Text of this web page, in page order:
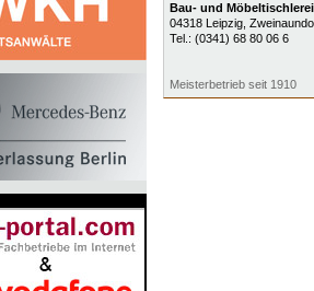
Bau- und
04318 Leipzig,
Tel.: (0341) 68 80 06 6
Meisterbetrieb seit 1910